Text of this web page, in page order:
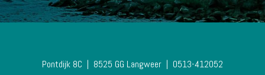
Pontdijk 8C 8525 GG Langweer 0513-412052